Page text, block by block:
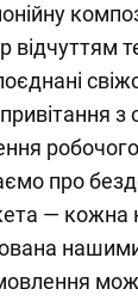
відчуттям
про
— кожна